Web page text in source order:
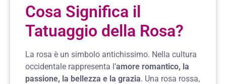
Cosa Significa il
Tatuaggio della Rosa?
La rosa è un simbolo antichissimo. Nella cultura
occidentale rappresenta l’amore romantico, la
passione, la bellezza e la grazia. Una rosa rossa,